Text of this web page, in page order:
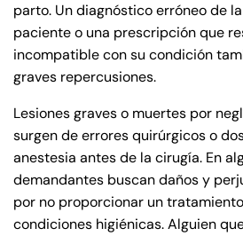
parto. Un diagnóstico erróneo de
paciente o una prescripción que
incompatible con su condición
graves repercusiones.
Lesiones graves o muertes por
surgen de errores quirúrgicos o
anestesia antes de la cirugía. En
demandantes buscan daños y
por no proporcionar un
condiciones higiénicas. Alguien